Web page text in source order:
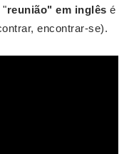
"reunião" em inglês é
encontrar-se).